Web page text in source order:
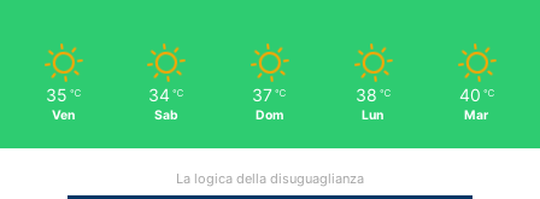
35 ℃
Ven
34 ℃
Sab
37 ℃
Dom
38 ℃
Lun
40 ℃
Mar
La logica della disuguaglianza